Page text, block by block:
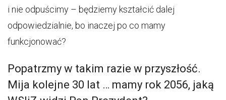
i nie odpuścimy – będziemy kształcić dalej
odpowiedzialnie, bo inaczej po co mamy
funkcjonować?
Popatrzmy w takim razie w przyszłość.
Mija kolejne 30 lat … mamy rok 2056, jaką